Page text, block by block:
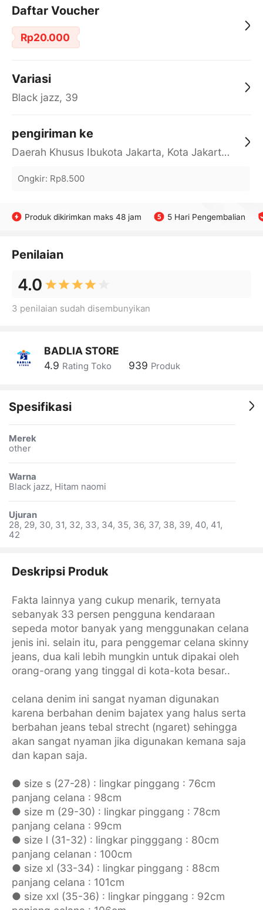
Daftar Voucher
Rp20.000
Variasi
Black jazz, 39
pengiriman ke
Daerah Khusus Ibukota Jakarta, Kota Jakarta Barat, Cengkareng, yy
Ongkir: Rp8.500
Produk dikirimkan maks 48 jam 5 Hari Pengembalian
Penilaian
4.0
3 penilaian sudah disembunyikan
BADLIA STORE
4.9 Rating Toko 939 Produk
Spesifikasi
Merek
other
Warna
Black jazz, Hitam naomi
Ujuran
28, 29, 30, 31, 32, 33, 34, 35, 36, 37, 38, 39, 40, 41,
42
Deskripsi Produk
Fakta lainnya yang cukup menarik, ternyata
sebanyak 33 persen pengguna kendaraan
sepeda motor banyak yang menggunakan celana
jenis ini. selain itu, para penggemar celana skinny
jeans, dua kali lebih mungkin untuk dipakai oleh
orang-orang yang tinggal di kota-kota besar..
celana denim ini sangat nyaman digunakan
karena berbahan denim bajatex yang halus serta
berbahan jeans tebal strecht (ngaret) sehingga
akan sangat nyaman jika digunakan kemana saja
dan kapan saja.
● size s (27-28) : lingkar pinggang : 76cm
panjang celana : 98cm
● size m (29-30) : lingkar pinggang : 78cm
panjang celana : 99cm
● size l (31-32) : lingkar pingggang : 80cm
panjang celanan : 100cm
● size xl (33-34) : lingkar pinggang : 88cm
panjang celana : 101cm
● size xxl (35-36) : lingkar pinggang : 92cm